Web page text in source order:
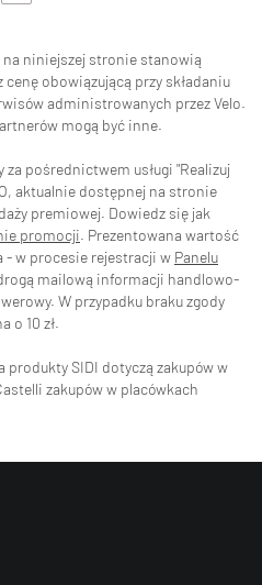
niniejszej stronie stanowią
obowiązującą przy składaniu
administrowanych przez Velo.
mogą być inne.
pośrednictwem usługi "Realizuj
aktualnie dostępnej na stronie
premiowej. Dowiedz się jak
promocji. Prezentowana wartość
- w procesie rejestracji w Panelu
mailową informacji handlowo-
W przypadku braku zgody
o 10 zł.
produkty SIDI dotyczą zakupów w
zakupów w placówkach